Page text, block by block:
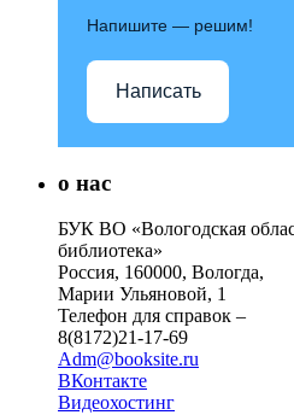
Напишите — решим!
Написать
о нас
БУК ВО «Вологодская
библиотека»
Россия, 160000, Вологда,
Марии Ульяновой, 1
Телефон для справок –
8(8172)21-17-69
Adm@booksite.ru
ВКонтакте
Видеохостинг